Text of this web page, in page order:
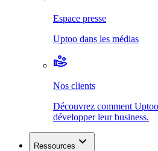
Espace presse
Uptoo dans les médias
Nos clients
Découvrez comment
développer leur business.
Ressources